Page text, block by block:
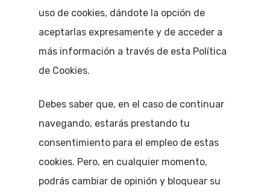
uso de cookies, dándote la opción de
aceptarlas expresamente y de acceder a
más información a través de esta Política
de Cookies.
Debes saber que, en el caso de continuar
navegando, estarás prestando tu
consentimiento para el empleo de estas
cookies. Pero, en cualquier momento,
podrás cambiar de opinión y bloquear su